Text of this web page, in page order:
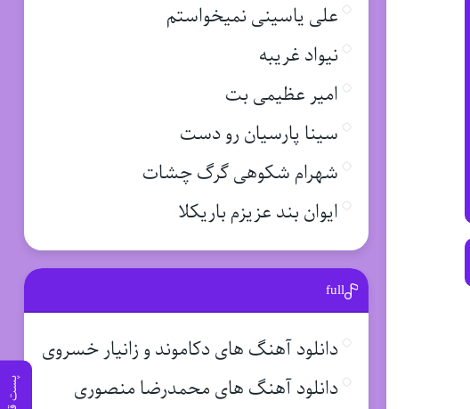
علی یاسینی نمیخواستم
نیواد غریبه
امیر عظیمی بت
سینا پارسیان رو دست
شهرام شکوهی گرگ چشات
ایوان بند عزیزم باریکلا
full
دانلود آهنگ های دکاموند و زانیار خسروی
دانلود آهنگ های محمدرضا منصوری